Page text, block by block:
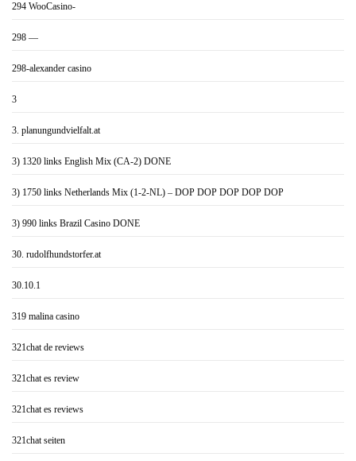
294 WooCasino-
298 —
298-alexander casino
3
3. planungundvielfalt.at
3) 1320 links English Mix (CA-2) DONE
3) 1750 links Netherlands Mix (1-2-NL) – DOP DOP DOP DOP DOP
3) 990 links Brazil Casino DONE
30. rudolfhundstorfer.at
30.10.1
319 malina casino
321chat de reviews
321chat es review
321chat es reviews
321chat seiten